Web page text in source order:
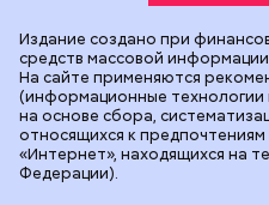
Издание создано при
средств массовой
На сайте применяются
(информационные
на основе сбора,
относящихся к
«Интернет», находящихся на
Федерации).